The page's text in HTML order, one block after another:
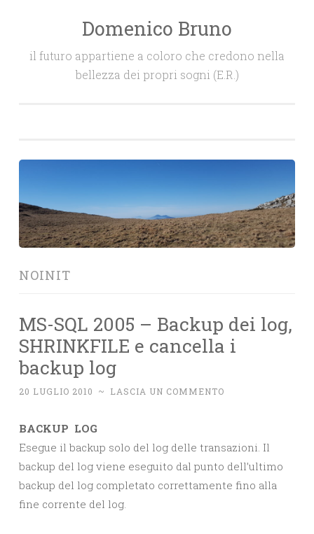
Domenico Bruno
il futuro appartiene a coloro che credono nella
bellezza dei propri sogni (E.R.)
NOINIT
MS-SQL 2005 – Backup dei log,
SHRINKFILE e cancella i
backup log
20 LUGLIO 2010 ~ LASCIA UN COMMENTO
BACKUP LOG
Esegue il backup solo del log delle transazioni. Il
backup del log viene eseguito dal punto dell’ultimo
backup del log completato correttamente fino alla
fine corrente del log.